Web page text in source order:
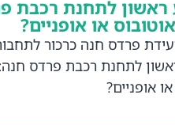
ראשון לתחנת רכבת
או אופניים?
פרדס חנה כרכור
לתחנת רכבת פרדס
אופניים?